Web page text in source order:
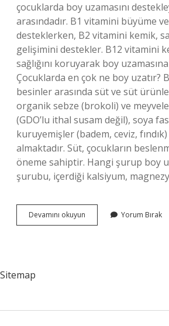
çocuklarda boy uzamasını
arasındadır. B1 vitamini büyüme
desteklerken, B2 vitamini kemik,
gelişimini destekler. B12 vitamini
sağlığını koruyarak boy
Çocuklarda en çok ne boy uzatır?
besinler arasında süt ve süt
organik sebze (brokoli) ve
(GDO’lu ithal susam değil), soya
kuruyemişler (badem, ceviz,
almaktadır. Süt, çocukların
öneme sahiptir. Hangi şurup boy
şurubu, içerdiği kalsiyum,
Devamını okuyun Çocukların
Boy
Yorum Bırak
Sitemap